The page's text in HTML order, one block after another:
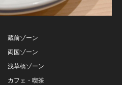
蔵前ゾーン
両国ゾーン
浅草橋ゾーン
カフェ・喫茶